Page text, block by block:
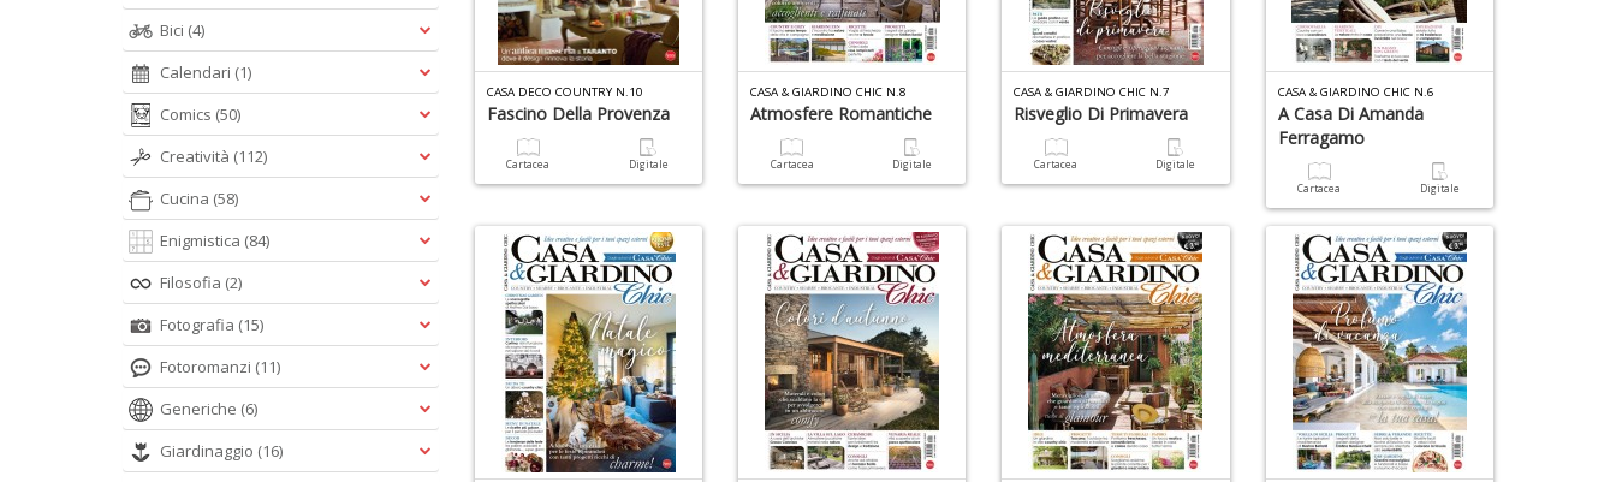
CASA DECO COUNTRY N.10
Fascino Della Provenza
Cartacea Digitale
CASA & GIARDINO CHIC N.8
Atmosfere Romantiche
Cartacea Digitale
CASA & GIARDINO CHIC N.7
Risveglio Di Primavera
Cartacea Digitale
CASA & GIARDINO CHIC N.6
A Casa Di Amanda
Ferragamo
Cartacea Digitale
Bici (4)
Calendari (1)
Comics (50)
Creatività (112)
Cucina (58)
Enigmistica (84)
Filosofia (2)
Fotografia (15)
Fotoromanzi (11)
Generiche (6)
Giardinaggio (16)